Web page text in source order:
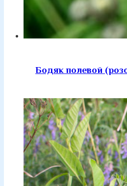
Бодяк полевой